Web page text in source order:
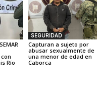
Río
SEGURIDAD
Capturan a sujeto por
abusar sexualmente de
una menor de edad en
Caborca